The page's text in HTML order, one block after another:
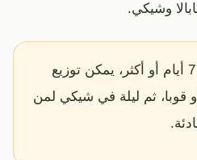
وشيكي.
إذا كانت رحلتك 7 أيام أو أكثر، يمكن توزيع
قوبا، ثم ليلة في شيكي لمن